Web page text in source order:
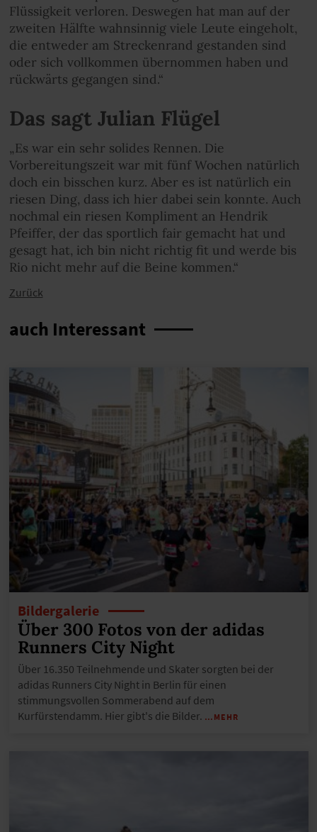
Flüssigkeit verloren. Deswegen hat man auf der
zweiten Hälfte wahnsinnig viele Leute eingeholt,
die entweder am Streckenrand gestanden sind
oder sich vollkommen übernommen haben und
rückwärts gegangen sind.“
Das sagt Julian Flügel
„Es war ein sehr solides Rennen. Die
Vorbereitungszeit war mit fünf Wochen natürlich
doch ein bisschen kurz. Aber es ist natürlich ein
riesen Ding, dass ich hier dabei sein konnte. Auch
nochmal ein riesen Kompliment an Hendrik
Pfeiffer, der das sportlich fair gemacht hat und
gesagt hat, ich bin nicht richtig fit und werde bis
Rio nicht mehr auf die Beine kommen.“
Zurück
auch Interessant
Bildergalerie
Über 300 Fotos von der adidas
Runners City Night
Über 16.350 Teilnehmende und Skater sorgten bei der
adidas Runners City Night in Berlin für einen
stimmungsvollen Sommerabend auf dem
Kurfürstendamm. Hier gibt's die Bilder. …MEHR